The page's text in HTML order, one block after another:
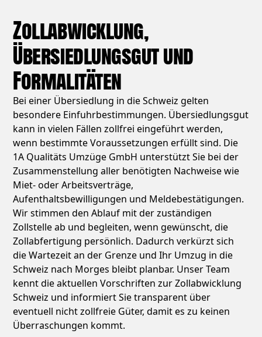
Zollabwicklung,
Übersiedlungsgut und
Formalitäten
Bei einer Übersiedlung in die Schweiz gelten
besondere Einfuhrbestimmungen. Übersiedlungsgut
kann in vielen Fällen zollfrei eingeführt werden,
wenn bestimmte Voraussetzungen erfüllt sind. Die
1A Qualitäts Umzüge GmbH unterstützt Sie bei der
Zusammenstellung aller benötigten Nachweise wie
Miet- oder Arbeitsverträge,
Aufenthaltsbewilligungen und Meldebestätigungen.
Wir stimmen den Ablauf mit der zuständigen
Zollstelle ab und begleiten, wenn gewünscht, die
Zollabfertigung persönlich. Dadurch verkürzt sich
die Wartezeit an der Grenze und Ihr Umzug in die
Schweiz nach Morges bleibt planbar. Unser Team
kennt die aktuellen Vorschriften zur Zollabwicklung
Schweiz und informiert Sie transparent über
eventuell nicht zollfreie Güter, damit es zu keinen
Überraschungen kommt.